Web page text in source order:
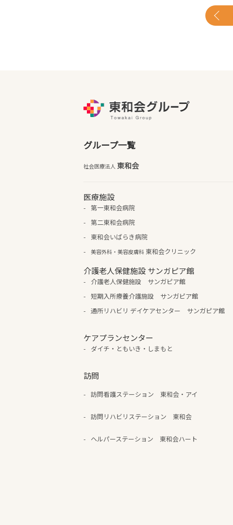
グループ一覧
社会医療法人 東和会
医療施設
第一東和会病院
第二東和会病院
東和会いばらき病院
美容外科・美容皮膚科 東和会クリニック
介護老人保健施設 サンガピア館
介護老人保健施設 サンガピア館
短期入所療養介護施設 サンガピア館
通所リハビリ デイケアセンター サンガピア館
ケアプランセンター
ダイチ・ともいき・しまもと
訪問
訪問看護ステーション 東和会・アイ
訪問リハビリステーション 東和会
ヘルパーステーション 東和会ハート